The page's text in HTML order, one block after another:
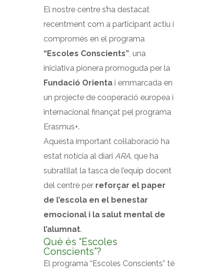
El nostre centre s’ha destacat
recentment com a participant actiu i
compromès en el programa
“Escoles Conscients”, una
iniciativa pionera promoguda per la
Fundació Orienta i emmarcada en
un projecte de cooperació europea i
internacional finançat pel programa
Erasmus+.
Aquesta important col·laboració ha
estat notícia al diari ARA, que ha
subratllat la tasca de l’equip docent
del centre per reforçar el paper
de l’escola en el benestar
emocional i la salut mental de
l’alumnat.
Què és “Escoles
Conscients”?
El programa “Escoles Conscients” té